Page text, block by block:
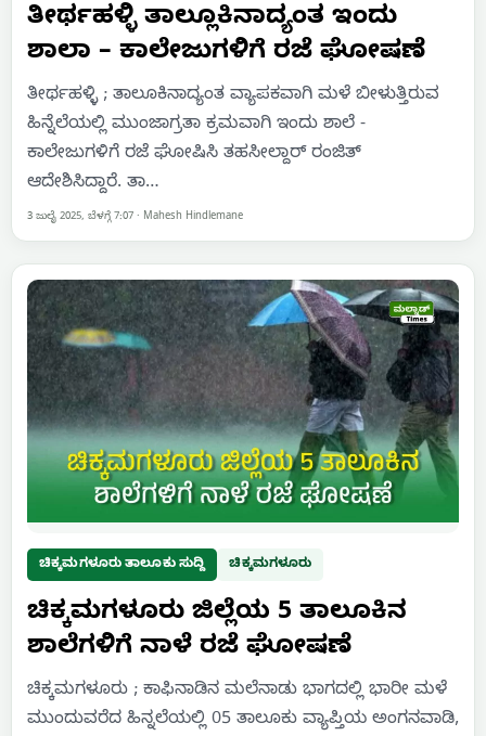
ತೀರ್ಥಹಳ್ಳಿ ತಾಲ್ಲೂಕಿನಾದ್ಯಂತ ಇಂದು
ಶಾಲಾ – ಕಾಲೇಜುಗಳಿಗೆ ರಜೆ ಘೋಷಣೆ
ತೀರ್ಥಹಳ್ಳಿ ; ತಾಲೂಕಿನಾದ್ಯಂತ ವ್ಯಾಪಕವಾಗಿ ಮಳೆ ಬೀಳುತ್ತಿರುವ
ಹಿನ್ನೆಲೆಯಲ್ಲಿ ಮುಂಜಾಗ್ರತಾ ಕ್ರಮವಾಗಿ ಇಂದು ಶಾಲೆ -
ಕಾಲೇಜುಗಳಿಗೆ ರಜೆ ಘೋಷಿಸಿ ತಹಸೀಲ್ದಾರ್ ರಂಜಿತ್
ಆದೇಶಿಸಿದ್ದಾರೆ. ತಾ…
3 ಜುಲೈ 2025, ಬೆಳಗ್ಗೆ 7:07 · Mahesh Hindlemane
ಚಿಕ್ಕಮಗಳೂರು ತಾಲೂಕು ಸುದ್ದಿ ಚಿಕ್ಕಮಗಳೂರು
ಚಿಕ್ಕಮಗಳೂರು ಜಿಲ್ಲೆಯ 5 ತಾಲೂಕಿನ
ಶಾಲೆಗಳಿಗೆ ನಾಳೆ ರಜೆ ಘೋಷಣೆ
ಚಿಕ್ಕಮಗಳೂರು ; ಕಾಫಿನಾಡಿನ ಮಲೆನಾಡು ಭಾಗದಲ್ಲಿ ಭಾರೀ ಮಳೆ
ಮುಂದುವರೆದ ಹಿನ್ನಲೆಯಲ್ಲಿ 05 ತಾಲೂಕು ವ್ಯಾಪ್ತಿಯ ಅಂಗನವಾಡಿ,